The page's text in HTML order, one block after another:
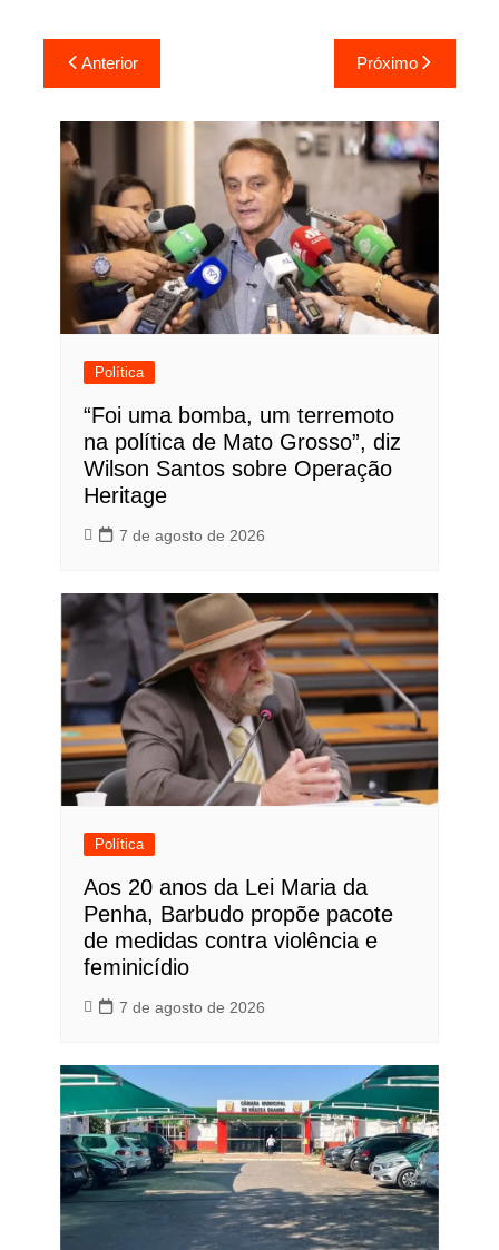
Navegação
de
Post
Anterior Próximo
Política
“Foi uma bomba, um terremoto
na política de Mato Grosso”, diz
Wilson Santos sobre Operação
Heritage
7 de agosto de 2026
Política
Aos 20 anos da Lei Maria da
Penha, Barbudo propõe pacote
de medidas contra violência e
feminicídio
7 de agosto de 2026